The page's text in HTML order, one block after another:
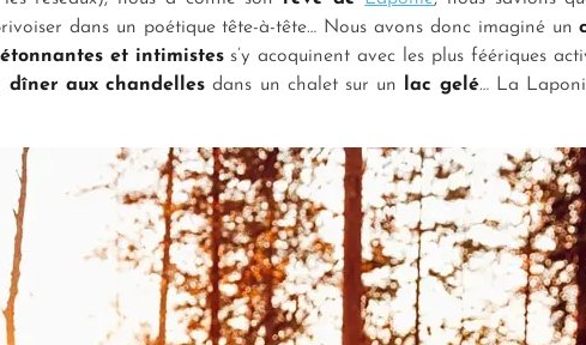
dans un poétique tête-à-tête… Nous avons donc imaginé un
et intimistess’y acoquinent avec les plus féériques
dîner aux chandellesdans un chalet sur un lac gelé… La